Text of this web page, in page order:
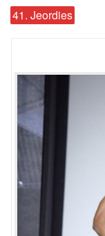
41. Jeordies